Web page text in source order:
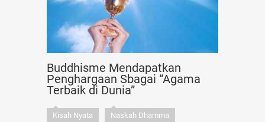
Buddhisme Mendapatkan
Penghargaan Sbagai “Agama
Terbaik di Dunia”
Kisah Nyata
Naskah Dhamma